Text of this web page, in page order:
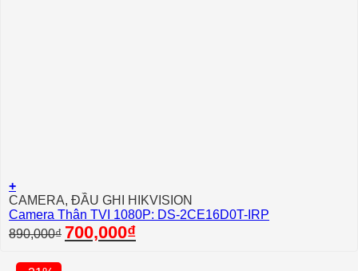
+
CAMERA, ĐẦU GHI HIKVISION
Camera Thân TVI 1080P: DS-2CE16D0T-IRP
890,000₫ Giá
gốc
700,000₫Giá
hiện